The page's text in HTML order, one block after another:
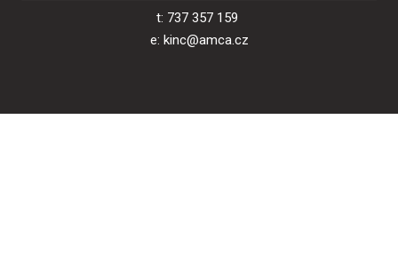
t: 737 357 159
e: kinc@amca.cz